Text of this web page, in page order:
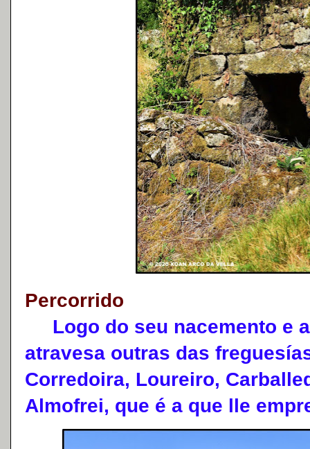
Percorrido
Logo do seu nacemento e
atravesa outras das
Corredoira, Loureiro,
Almofrei, que é a que lle